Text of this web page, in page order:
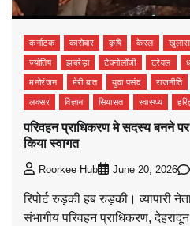
कर्नाटक कारोबार कृषि केरल खुलासा
ज्योतिष झबरेड़ा टेक्नोलॉजी ट्रेवल
मनोरंजन मेरी बात युवा पसंद राजनीति
लक्सर विज्ञान सियासत स्वास्थ्य
परिवहन प्राधिकरण मे सदस्य बनने पर
किया स्वागत
Roorkee Hub June 20, 2026
रिपोर्ट रुड़की हब रुड़की। व्यापारी
संभागीय परिवहन प्राधिकरण,